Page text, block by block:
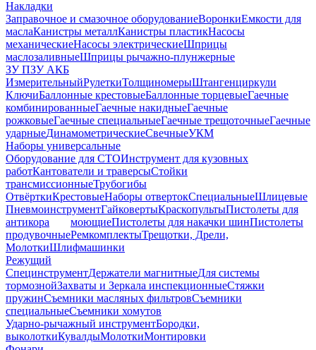
Накладки
Заправочное и смазочное оборудованиеВоронкиЕмкости для
маслаКанистры металлКанистры пластикНасосы
механическиеНасосы электрическиеШприцы
маслозаливныеШприцы рычажно-плунжерные
ЗУ ПЗУ АКБ
ИзмерительныйРулеткиТолщиномерыШтангенциркули
КлючиБаллонные крестовыеБаллонные торцевыеГаечные
комбинированныеГаечные накидныеГаечные
рожковыеГаечные специальныеГаечные трещоточныеГаечные
ударныеДинамометрическиеСвечныеУКМ
Наборы универсальные
Оборудование для СТОИнструмент для кузовных
работКантователи и траверсыСтойки
трансмиссионныеТрубогибы
ОтвёрткиКрестовыеНаборы отвертокСпециальныеШлицевые
ПневмоинструментГайковертыКраскопультыПистолеты для
антикора
моющиеПистолеты для накачки шинПистолеты
продувочныеРемкомплектыТрещотки, Дрели,
МолоткиШлифмашинки
Режущий
СпецинструментДержатели магнитныеДля системы
тормознойЗахваты и Зеркала инспекционныеСтяжки
пружинСъемники масляных фильтровСъемники
специальныеСъемники хомутов
Ударно-рычажный инструментБородки,
выколоткиКувалдыМолоткиМонтировки